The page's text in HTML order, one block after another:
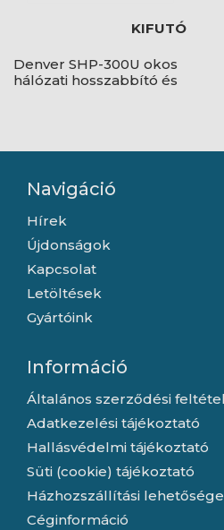
KIFUTÓ
Denver SHP-300U okos
hálózati hosszabbító és
Navigáció
Hírek
Újdonságok
Kapcsolat
Letöltések
Gyártóink
Információ
Általános szerződési
Adatkezelési tájékoztató
Hallásvédelmi tájékoztató
Süti (cookie) tájékoztató
Házhozszállítási
Céginformáció